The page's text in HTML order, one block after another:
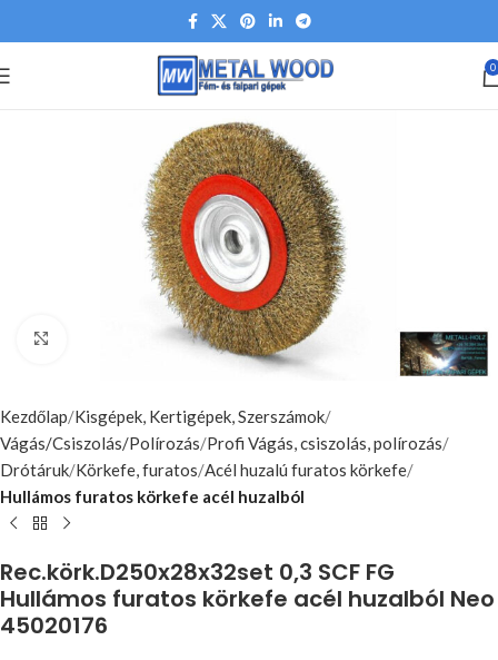
0
Nagyításhoz kattints ide
Kezdőlap Kisgépek, Kertigépek, Szerszámok
Vágás/Csiszolás/Polírozás Profi Vágás, csiszolás, polírozás
Drótáruk Körkefe, furatos Acél huzalú furatos körkefe
Hullámos furatos körkefe acél huzalból
Rec.körk.D250x28x32set 0,3 SCF FG
Hullámos furatos körkefe acél huzalból Neo
45020176